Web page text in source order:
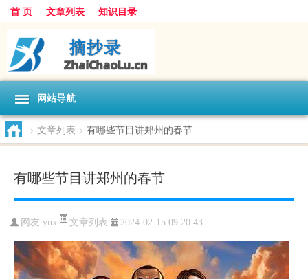
首 页 文章列表 知识目录
网站导航
> 文章列表 > 有哪些节目讲郑州的春节
有哪些节目讲郑州的春节
网友:ynx 文章列表 2024-02-15 09:20:43